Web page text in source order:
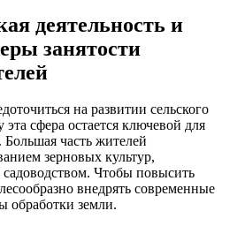
деятельность и
занятости
на развитии сельского
эта сфера остается ключевой для
Большая часть жителей
зерновых культур,
садоводством. Чтобы повысить
внедрять современные
обработки земли.